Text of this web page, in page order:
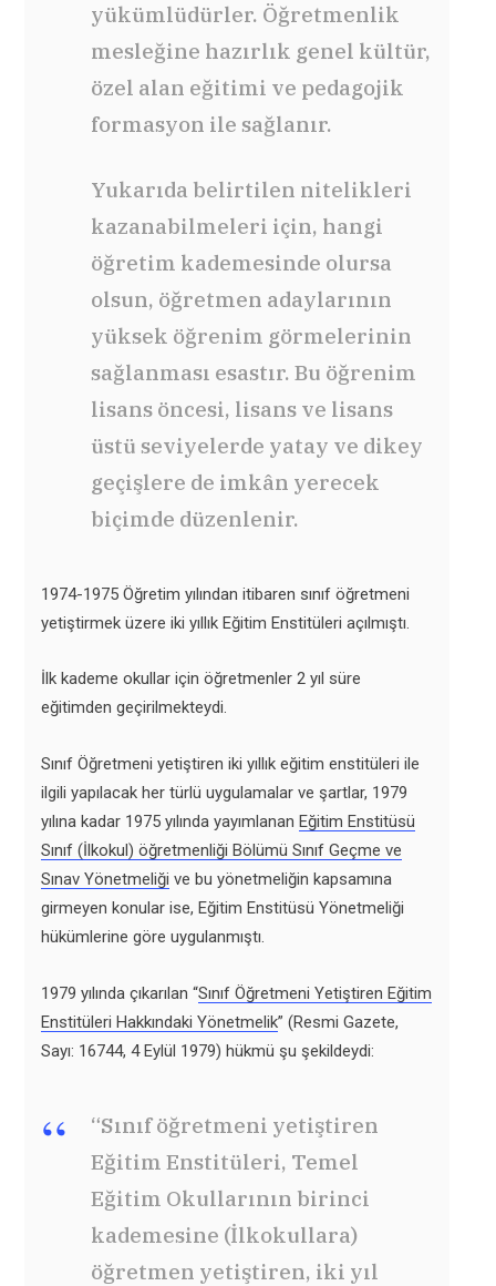
yükümlüdürler. Öğretmenlik
mesleğine hazırlık genel kültür,
özel alan eğitimi ve pedagojik
formasyon ile sağlanır.
Yukarıda belirtilen nitelikleri
kazanabilmeleri için, hangi
öğretim kademesinde olursa
olsun, öğretmen adaylarının
yüksek öğrenim görmelerinin
sağlanması esastır. Bu öğrenim
lisans öncesi, lisans ve lisans
üstü seviyelerde yatay ve dikey
geçişlere de imkân yerecek
biçimde düzenlenir.
1974-1975 Öğretim yılından itibaren sınıf öğretmeni
yetiştirmek üzere iki yıllık Eğitim Enstitüleri açılmıştı.
İlk kademe okullar için öğretmenler 2 yıl süre
eğitimden geçirilmekteydi.
Sınıf Öğretmeni yetiştiren iki yıllık eğitim enstitüleri ile
ilgili yapılacak her türlü uygulamalar ve şartlar, 1979
yılına kadar 1975 yılında yayımlanan Eğitim Enstitüsü
Sınıf (İlkokul) öğretmenliği Bölümü Sınıf Geçme ve
Sınav Yönetmeliği ve bu yönetmeliğin kapsamına
girmeyen konular ise, Eğitim Enstitüsü Yönetmeliği
hükümlerine göre uygulanmıştı.
1979 yılında çıkarılan “Sınıf Öğretmeni Yetiştiren Eğitim
Enstitüleri Hakkındaki Yönetmelik” (Resmi Gazete,
Sayı: 16744, 4 Eylül 1979) hükmü şu şekildeydi:
“Sınıf öğretmeni yetiştiren
Eğitim Enstitüleri, Temel
Eğitim Okullarının birinci
kademesine (İlkokullara)
öğretmen yetiştiren, iki yıl